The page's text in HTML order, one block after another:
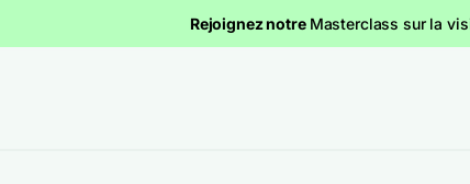
Rejoignez notre Masterclass sur la